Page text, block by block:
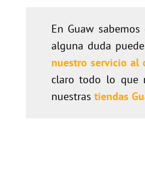
En Guaw
alguna duda
nuestro servicio al
claro todo lo que
nuestras tiendas